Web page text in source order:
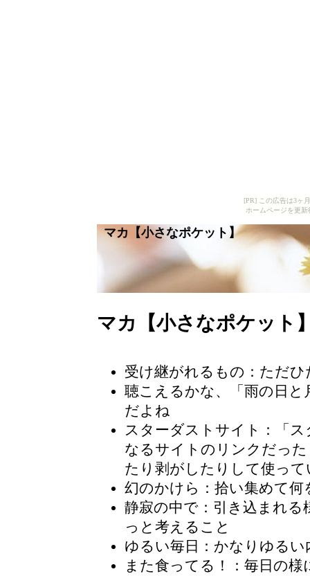
[PR] この広告は3ヶ
ホームページを更
マカ【小さなポケット】
マカ【小さなポケット
受け継がれるもの：ただ
聴こえるかな、「雨の日
だよね
スターダストサイト
：「
なるサイトのリンクだっ
たり剥がしたりして使って
幻のかけら：拾い集めて
静寂の中で：引き込まれ
っと考えること
ゆるい毎日：かなりゆるい
また食ってる！：毎日の